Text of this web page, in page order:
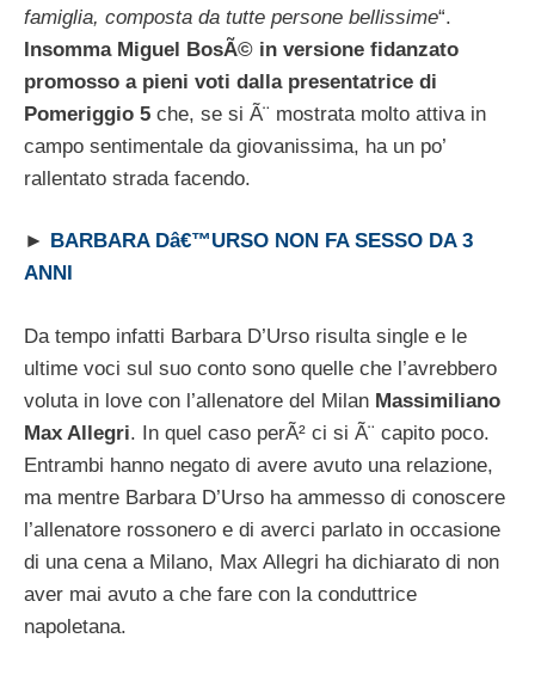
famiglia, composta da tutte persone bellissime“.
Insomma Miguel BosÃ© in versione fidanzato
promosso a pieni voti dalla presentatrice di
Pomeriggio 5 che, se si Ã¨ mostrata molto attiva in
campo sentimentale da giovanissima, ha un po’
rallentato strada facendo.
►
BARBARA Dâ€™URSO NON FA SESSO DA 3
ANNI
Da tempo infatti Barbara D’Urso risulta single e le
ultime voci sul suo conto sono quelle che l’avrebbero
voluta in love con l’allenatore del Milan Massimiliano
Max Allegri. In quel caso perÃ² ci si Ã¨ capito poco.
Entrambi hanno negato di avere avuto una relazione,
ma mentre Barbara D’Urso ha ammesso di conoscere
l’allenatore rossonero e di averci parlato in occasione
di una cena a Milano, Max Allegri ha dichiarato di non
aver mai avuto a che fare con la conduttrice
napoletana.